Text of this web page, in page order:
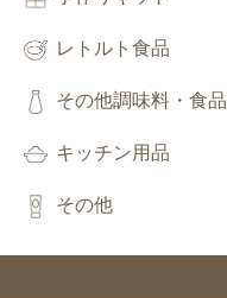
レトルト食品
その他調味料・食品
キッチン用品
その他